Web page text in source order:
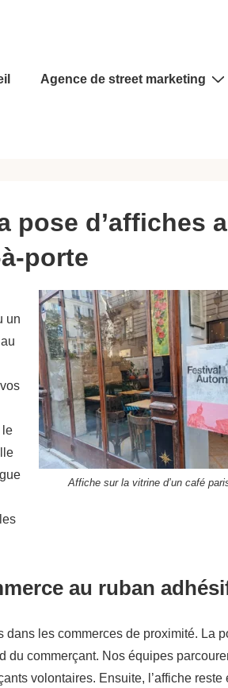
Agence de street marketing
pose d’affiches
porte
Affiche sur la vitrine d’un café
un
au
le
au ruban
dans les commerces de proximité. La
du commerçant. Nos équipes
volontaires. Ensuite, l’affiche reste